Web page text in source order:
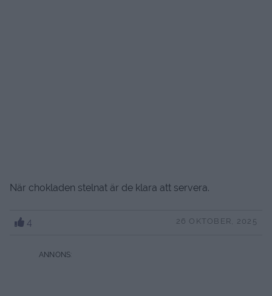
När chokladen stelnat är de klara att servera.
4 26 OKTOBER, 2025